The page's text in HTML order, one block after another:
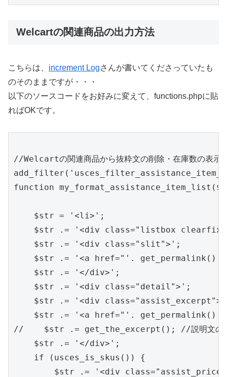
Welcartの関連商品の出力方法
こちらは、 increment Logさんが書いてくださっていたも
のそのままですが・・・
以下のソースコードをお好みに変えて、functions.phpに貼
ればOKです。
//Welcartの関連商品から抜粋文の削除・在庫数の表示
function
    $str = '<li>';
$str .= '<div class="listbox
    $str .= '<div class="slit">';
$str .= '<a href="'. get_permalink()
    $str .= '</div>';
    $str .= '<div class="detail">';
$str .= '<div
$str .= '<a href="'. get_permalink()
//    $str .= get_the_excerpt(); //説明文の抜粋を
    $str .= '</div>';
    if (usces_is_skus()) {
$str .= '<div